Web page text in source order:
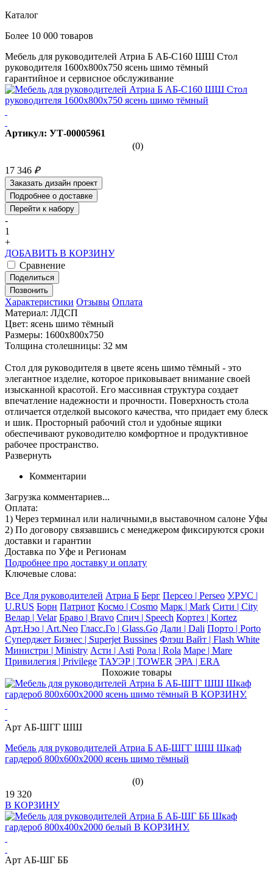
Каталог
Более 10 000 товаров
Мебель для руководителей Атриа Б АБ-С160 ШШ Стол
руководителя 1600х800х750 ясень шимо тёмный
гарантийное и сервисное обслуживание
Артикул: УТ-00005961
(0)
17 346 ₽
Заказать дизайн проект
Подробнее о доставке
Перейти к набору
-
1
+
ДОБАВИТЬ В КОРЗИНУ
Сравнение
Поделиться
Позвонить
Характеристики Отзывы Оплата
Материал: ЛДСП
Цвет: ясень шимо тёмный
Размеры: 1600х800х750
Толщина столешницы: 32 мм
Стол для руководителя в цвете ясень шимо тёмный - это
элегантное изделие, которое приковывает внимание своей
изысканной красотой. Его массивная структура создает
впечатление надежности и прочности. Поверхность стола
отличается отделкой высокого качества, что придает ему блеск
и шик. Просторный рабочий стол и удобные ящики
обеспечивают руководителю комфортное и продуктивное
рабочее пространство.
Развернуть
Комментарии
Загрузка комментариев...
Оплата:
1) Через терминал или наличными,в выставочном салоне Уфы
2) По договору связавшись с менеджером фиксируются сроки
доставки и гарантии
Доставка по Уфе и Регионам
Подробнее про доставку и оплату
Ключевые слова:
Все Для руководителей Атриа Б Берг Персео | Perseo У.РУС |
U.RUS Борн Патриот Космо | Cosmo Марк | Mark Сити | City
Велар | Velar Браво | Bravo Спич | Speech Кортез | Kortez
Арт.Нэо | Art.Neo Гласс.Го | Glass.Go Дали | Dali Порто | Porto
Суперджет Бизнес | Superjet Bussines Флэш Вайт | Flash White
Министри | Ministry Асти | Asti Рола | Rola Маре | Mare
Привилегия | Privilege ТАУЭР | TOWER ЭРА | ERA
Похожие товары
Арт АБ-ШГГ ШШ
Мебель для руководителей Атриа Б АБ-ШГГ ШШ Шкаф
гардероб 800х600х2000 ясень шимо тёмный
(0)
19 320
В КОРЗИНУ
Арт АБ-ШГ ББ